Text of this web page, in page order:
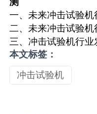
一、未来冲击试验
二、未来冲击试验机
三、冲击试验机行业
本文标签：
冲击试验机